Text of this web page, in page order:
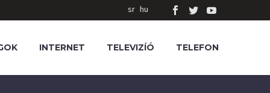
sr hu
INTERNET TELEVIZÍÓ TELEFON